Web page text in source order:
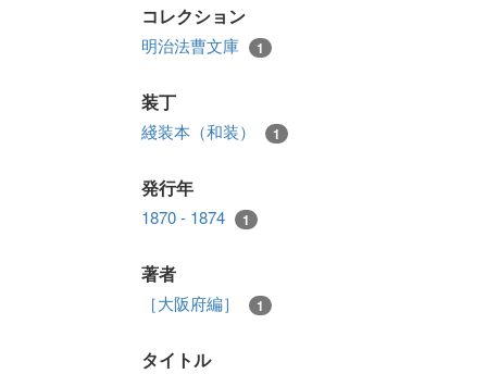
コレクション
明治法曹文庫 1
装丁
綫装本（和装） 1
発行年
1870 - 1874 1
著者
［大阪府編］ 1
タイトル